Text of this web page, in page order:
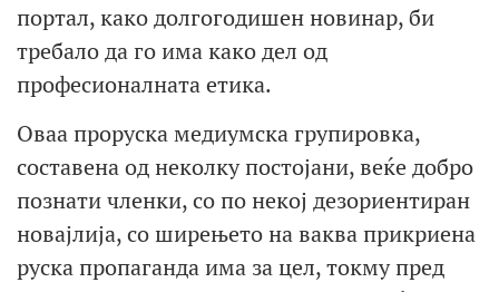
портал, како долгогодишен новинар, би
требало да го има како дел од
професионалната етика.
Оваа проруска медиумска групировка,
составена од неколку постојани, веќе добро
познати членки, со по некој дезориентиран
новајлија, со ширењето на ваква прикриена
руска пропаганда има за цел, токму пред